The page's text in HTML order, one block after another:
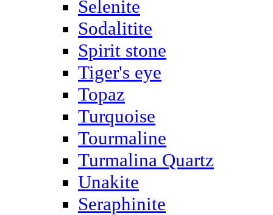
Selenite
Sodalitite
Spirit stone
Tiger's eye
Topaz
Turquoise
Tourmaline
Turmalina Quartz
Unakite
Seraphinite